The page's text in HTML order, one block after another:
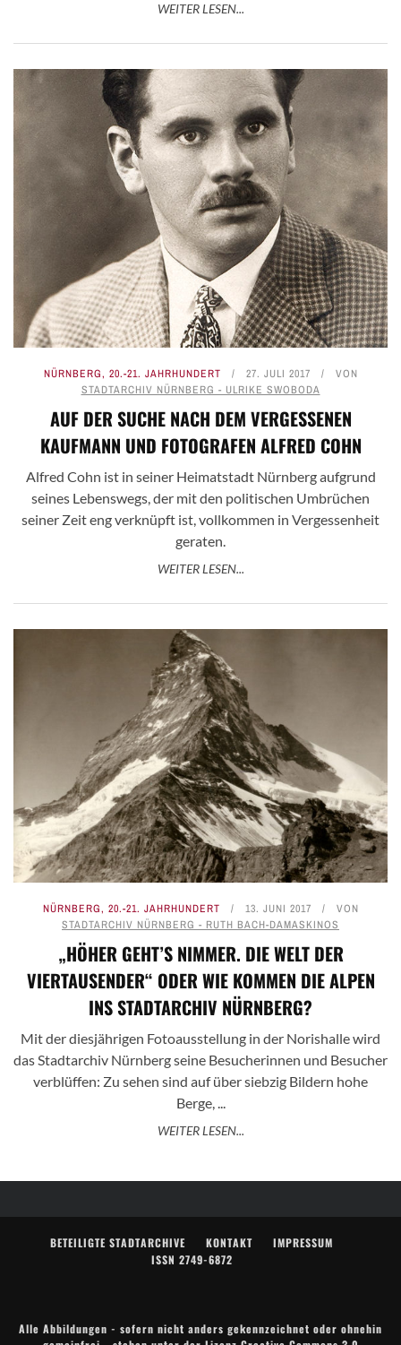
WEITER LESEN...
NÜRNBERG, 20.-21. JAHRHUNDERT 27. JULI 2017
VON
STADTARCHIV NÜRNBERG - ULRIKE SWOBODA
AUF DER SUCHE NACH DEM VERGESSENEN
KAUFMANN UND FOTOGRAFEN ALFRED COHN
Alfred Cohn ist in seiner Heimatstadt Nürnberg aufgrund
seines Lebenswegs, der mit den politischen Umbrüchen
seiner Zeit eng verknüpft ist, vollkommen in Vergessenheit
geraten.
WEITER LESEN...
NÜRNBERG, 20.-21. JAHRHUNDERT 13. JUNI 2017
VON
STADTARCHIV NÜRNBERG - RUTH BACH-DAMASKINOS
„HÖHER GEHT’S NIMMER. DIE WELT DER
VIERTAUSENDER“ ODER WIE KOMMEN DIE ALPEN
INS STADTARCHIV NÜRNBERG?
Mit der diesjährigen Fotoausstellung in der Norishalle wird
das Stadtarchiv Nürnberg seine Besucherinnen und Besucher
verblüffen: Zu sehen sind auf über siebzig Bildern hohe
Berge, ...
WEITER LESEN...
BETEILIGTE STADTARCHIVE KONTAKT
IMPRESSUM
ISSN 2749-6872
Alle Abbildungen - sofern nicht anders gekennzeichnet oder ohnehin